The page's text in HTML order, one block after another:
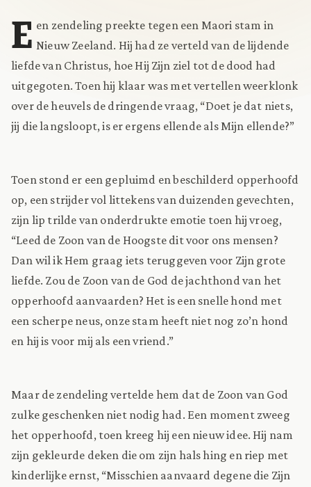
E en zendeling preekte tegen een Maori stam in
Nieuw Zeeland. Hij had ze verteld van de lijdende
liefde van Christus, hoe Hij Zijn ziel tot de dood had
uitgegoten. Toen hij klaar was met vertellen weerklonk
over de heuvels de dringende vraag, “Doet je dat niets,
jij die langsloopt, is er ergens ellende als Mijn ellende?”
Toen stond er een gepluimd en beschilderd opperhoofd
op, een strijder vol littekens van duizenden gevechten,
zijn lip trilde van onderdrukte emotie toen hij vroeg,
“Leed de Zoon van de Hoogste dit voor ons mensen?
Dan wil ik Hem graag iets teruggeven voor Zijn grote
liefde. Zou de Zoon van de God de jachthond van het
opperhoofd aanvaarden? Het is een snelle hond met
een scherpe neus, onze stam heeft niet nog zo’n hond
en hij is voor mij als een vriend.”
Maar de zendeling vertelde hem dat de Zoon van God
zulke geschenken niet nodig had. Een moment zweeg
het opperhoofd, toen kreeg hij een nieuw idee. Hij nam
zijn gekleurde deken die om zijn hals hing en riep met
kinderlijke ernst, “Misschien aanvaard degene die Zijn